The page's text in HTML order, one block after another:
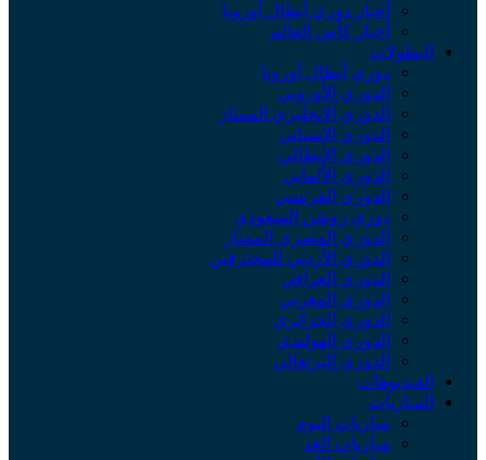
أخبار دوري أبطال أوروبا
أخبار كأس العالم
البطولات
دوري أبطال أوروبا
الدوري الأوروبي
الدوري الإنجليزي الممتاز
الدوري الإسباني
الدوري الإيطالي
الدوري الألماني
الدوري الفرنسي
دوري روشن السعودي
الدوري المصري الممتاز
الدوري الأردني للمحترفين
الدوري العراقي
الدوري المغربي
الدوري الجزائري
الدوري الهولندي
الدوري البرتغالي
الفيديوهات
المباريات
مباريات اليوم
مباريات الغد